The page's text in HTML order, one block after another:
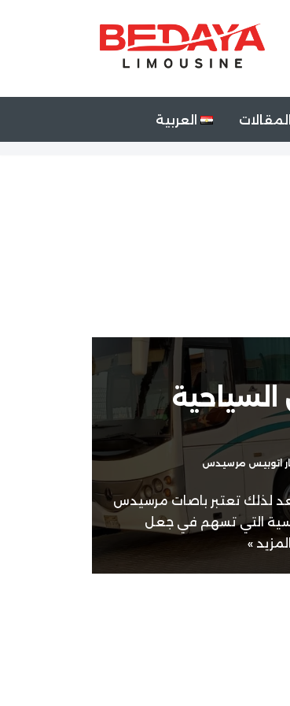
المقالات العربية
اتوبيس مرسيدس
مرسيدس بسعة 50 مقعد لذلك تعتبر باصات مرسيدس
التي تسهم في جعل
»